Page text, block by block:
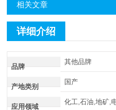
相关文章
详细介绍
品牌
其他品牌
产地类别
国产
应用领域
化工,石油,地矿,